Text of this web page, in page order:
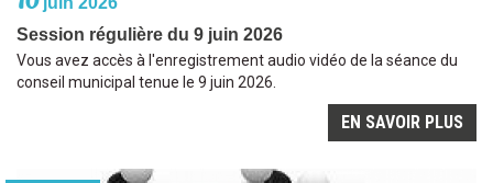
Session régulière du 9 juin 2026
Vous avez accès à l'enregistrement audio vidéo de la séance du
conseil municipal tenue le 9 juin 2026.
EN SAVOIR PLUS